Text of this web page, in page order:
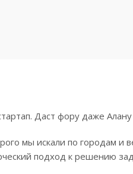
Даст фору даже Алану
мы искали по городам и
подход к решению